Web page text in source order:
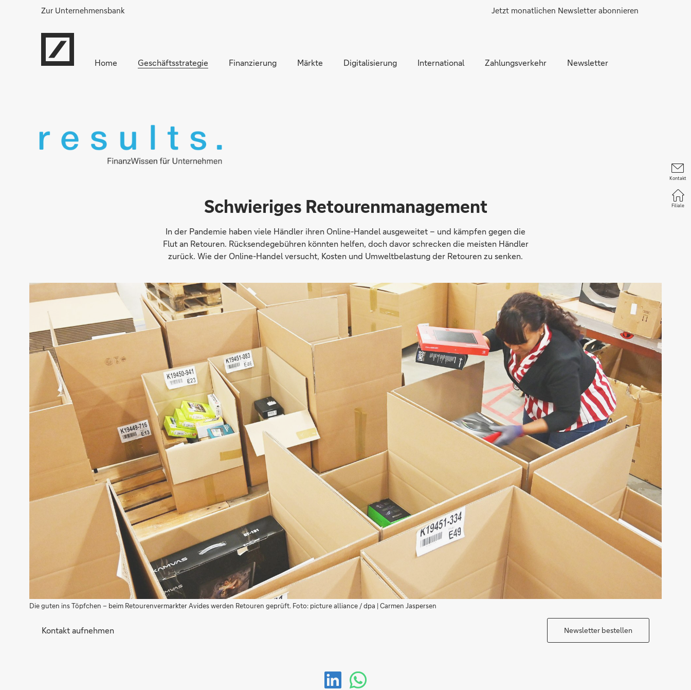
Direkt zum Hauptinhalt (Enter drücken)
Jetzt monatlichen Newsletter abonnieren
Zur Unternehmensbank
Home Geschäftsstrategie Finanzierung Märkte Digitalisierung International Zahlungsverkehr Newsletter
Kontakt
Filiale
Schwieriges Retourenmanagement
In der Pandemie haben viele Händler ihren Online-Handel ausgeweitet – und kämpfen gegen die
Flut an Retouren. Rücksendegebühren könnten helfen, doch davor schrecken die meisten Händler
zurück. Wie der Online-Handel versucht, Kosten und Umweltbelastung der Retouren zu senken.
Die guten ins Töpfchen – beim Retourenvermarkter Avides werden Retouren geprüft. Foto: picture alliance / dpa | Carmen Jaspersen
Kontakt aufnehmen Newsletter bestellen